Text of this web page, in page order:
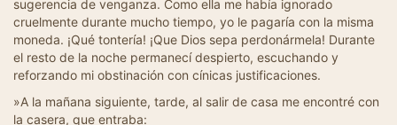
sugerencia de venganza. Como ella me había ignorado
cruelmente durante mucho tiempo, yo le pagaría con la misma
moneda. ¡Qué tontería! ¡Que Dios sepa perdonármela! Durante
el resto de la noche permanecí despierto, escuchando y
reforzando mi obstinación con cínicas justificaciones.
»A la mañana siguiente, tarde, al salir de casa me encontré con
la casera, que entraba: